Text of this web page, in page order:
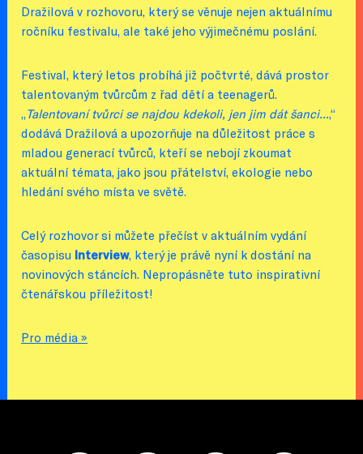
Dražilová v rozhovoru, který se věnuje nejen aktuálnímu
ročníku festivalu, ale také jeho výjimečnému poslání.
Festival, který letos probíhá již počtvrté, dává prostor
talentovaným tvůrcům z řad dětí a teenagerů.
„Talentovaní tvůrci se najdou kdekoli, jen jim dát šanci...,“
dodává Dražilová a upozorňuje na důležitost práce s
mladou generací tvůrců, kteří se nebojí zkoumat
aktuální témata, jako jsou přátelství, ekologie nebo
hledání svého místa ve světě.
Celý rozhovor si můžete přečíst v aktuálním vydání
časopisu Interview, který je právě nyní k dostání na
novinových stáncích. Nepropásněte tuto inspirativní
čtenářskou příležitost!
Pro média »